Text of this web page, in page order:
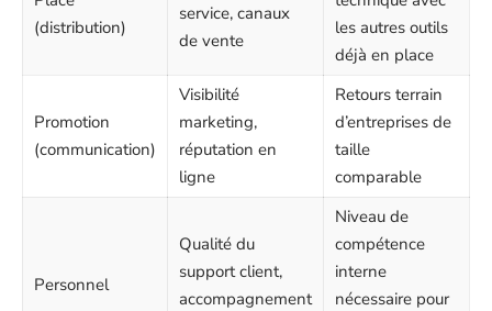
(distribution)
service, canaux
de vente
les autres outils
déjà en place
Promotion
(communication)
Visibilité
marketing,
réputation en
ligne
Retours terrain
d’entreprises de
taille
comparable
Personnel
Qualité du
support client,
accompagnement
Niveau de
compétence
interne
nécessaire pour